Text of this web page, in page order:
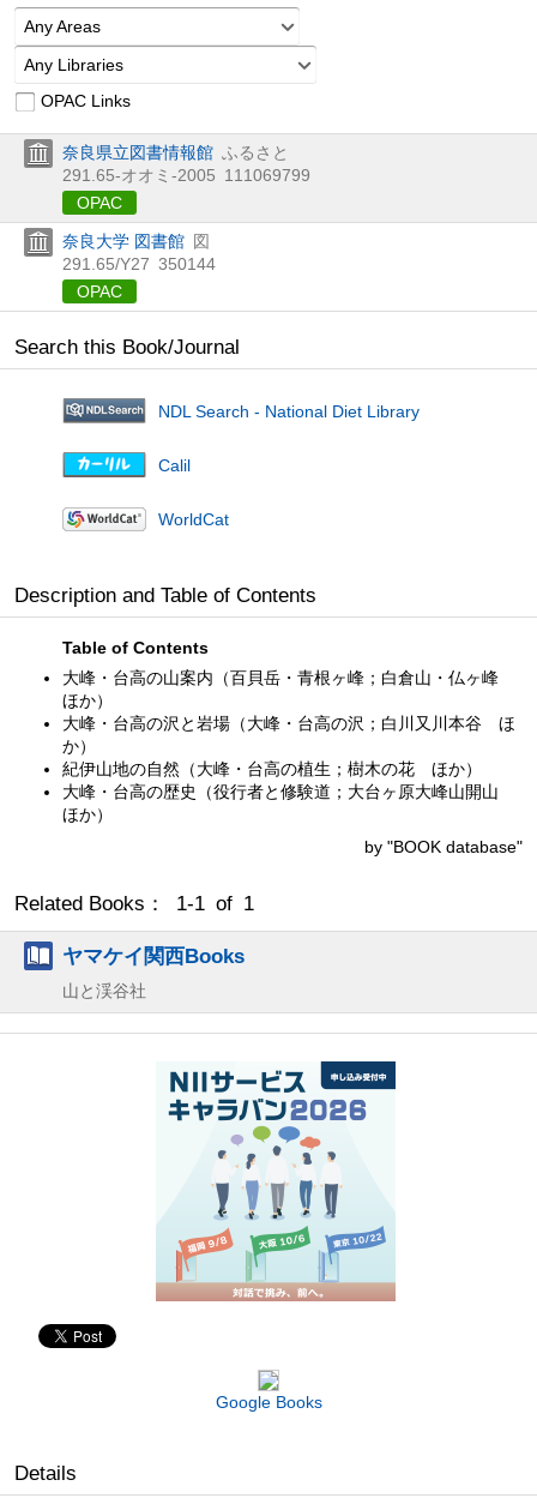
Any Areas
Any Libraries
OPAC Links
奈良県立図書情報館 ふるさと
291.65-オオミ-2005 111069799
OPAC
奈良大学 図書館 図
291.65/Y27 350144
OPAC
Search this Book/Journal
NDL Search - National Diet Library
Calil
WorldCat
Description and Table of Contents
Table of Contents
大峰・台高の山案内（百貝岳・青根ヶ峰；白倉山・仏ヶ峰
ほか）
大峰・台高の沢と岩場（大峰・台高の沢；白川又川本谷 ほ
か）
紀伊山地の自然（大峰・台高の植生；樹木の花 ほか）
大峰・台高の歴史（役行者と修験道；大台ヶ原大峰山開山
ほか）
by "BOOK database"
Related Books： 1-1 of 1
ヤマケイ関西Books
山と渓谷社
Google Books
Details